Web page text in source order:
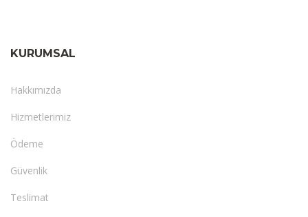
KURUMSAL
Hakkımızda
Hizmetlerimiz
Ödeme
Güvenlik
Teslimat